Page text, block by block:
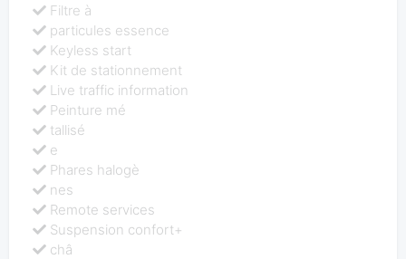
Filtre à
particules essence
Keyless start
Kit de stationnement
Live traffic information
Peinture mé
tallisé
e
Phares halogè
nes
Remote services
Suspension confort+
châ